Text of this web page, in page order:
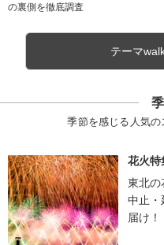
の裏側を徹底調査
テーマ
季節を感じる人気
花火特
東北の
中止・
届け！